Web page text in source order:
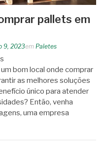
pallets em
9, 2023em Paletes
bom local onde comprar
as melhores soluções
único para atender
Então, venha
uma empresa